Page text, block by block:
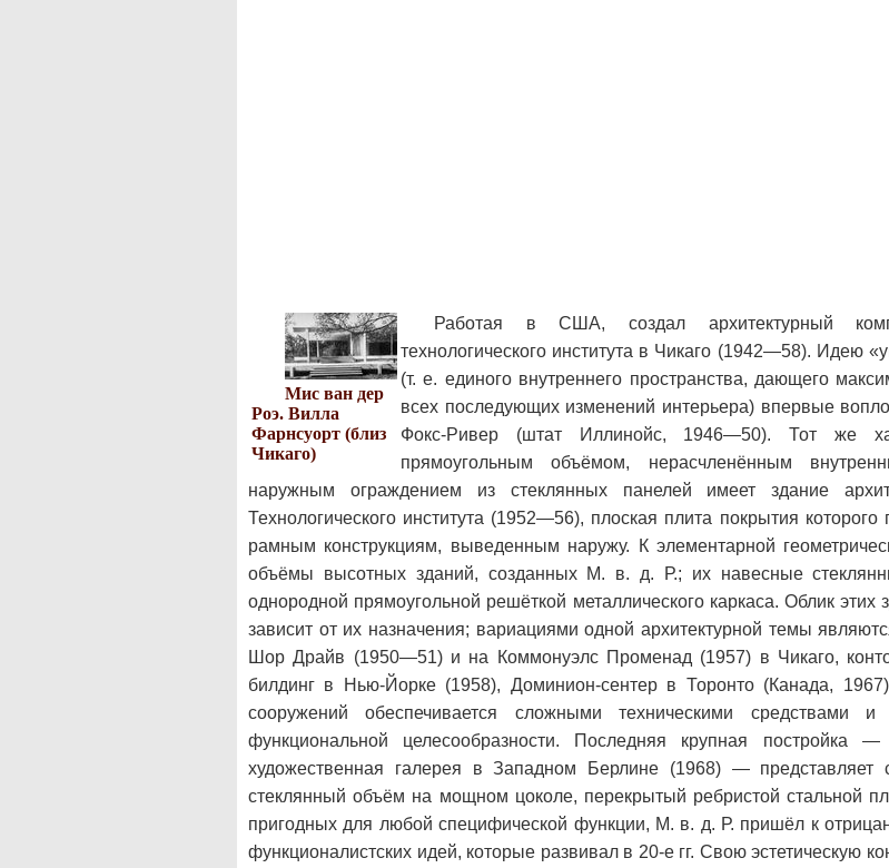
Мис ван дер
Роэ. Вилла
Фарнсуорт (близ
Чикаго)
Работая в США, создал архитектурный
технологического института в Чикаго (1942—58). Идею
(т. е. единого внутреннего пространства, дающего
всех последующих изменений интерьера) впервые
Фокс-Ривер (штат Иллинойс, 1946—50). Тот же
прямоугольным объёмом, нерасчленённым
наружным ограждением из стеклянных панелей имеет здание
Технологического института (1952—56), плоская плита покрытия
рамным конструкциям, выведенным наружу. К элементарной
объёмы высотных зданий, созданных М. в. д. Р.; их навесные
однородной прямоугольной решёткой металлического каркаса. Облик этих
зависит от их назначения; вариациями одной архитектурной темы
Шор Драйв (1950—51) и на Коммонуэлс Променад (1957) в Чикаго,
билдинг в Нью-Йорке (1958), Доминион-сентер в Торонто (Канада,
сооружений обеспечивается сложными техническими средствами и
функциональной целесообразности. Последняя крупная постройка
художественная галерея в Западном Берлине (1968) — представляет
стеклянный объём на мощном цоколе, перекрытый ребристой стальной
пригодных для любой специфической функции, М. в. д. Р. пришёл к
функционалистских идей, которые развивал в 20-е гг. Свою эстетическую